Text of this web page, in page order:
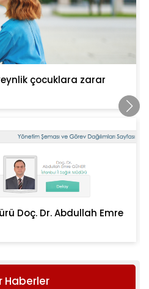
çocuklara zarar
Doç. Dr. Abdullah Emre
Haberler